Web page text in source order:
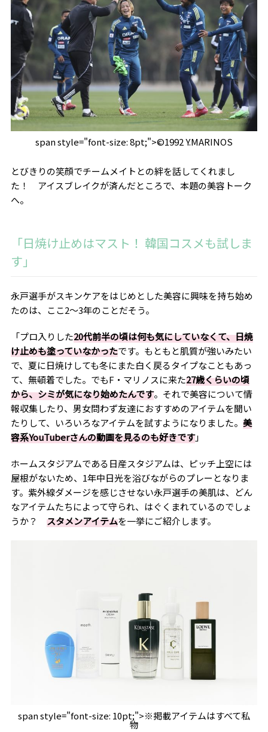
span style="font-size: 8pt;">©1992 Y.MARINOS
とびきりの笑顔でチームメイトとの絆を話してくれまし
た！ アイスブレイクが済んだところで、本題の美容トーク
へ。
「日焼け止めはマスト！ 韓国コスメも試しま
す」
永戸選手がスキンケアをはじめとした美容に興味を持ち始め
たのは、ここ2～3年のことだそう。
「プロ入りした20代前半の頃は何も気にしていなくて、日焼
け止めも塗っていなかったです。もともと肌質が強いみたい
で、夏に日焼けしても冬にまた白く戻るタイプなこともあっ
て、無頓着でした。でもF・マリノスに来た27歳くらいの頃
から、シミが気になり始めたんです。それで美容について情
報収集したり、男女問わず友達におすすめのアイテムを聞い
たりして、いろいろなアイテムを試すようになりました。 美
容系YouTuberさんの動画を見るのも好きです」
ホームスタジアムである日産スタジアムは、ピッチ上空には
屋根がないため、 1年中日光を浴びながらのプレーとなりま
す。紫外線ダメージを感じさせない永戸選手の美肌は、どん
なアイテムたちによって守られ、はぐくまれているのでしょ
うか？ スタメンアイテムを一挙にご紹介します。
span style="font-size: 10pt;">※掲載アイテムはすべて私
物